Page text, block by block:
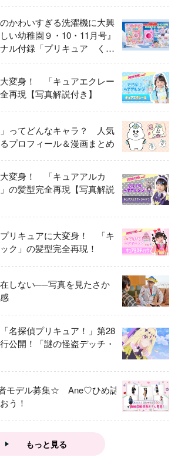
かわいすぎる洗濯機に大興
幼稚園９・10・11月号』
ル付録「プリキュア くる
」
変身！ 「キュアエクレー
再現【写真解説付き】
」ってどんなキャラ？ 人気
プロフィール＆漫画まとめ
変身！ 「キュアアルカ
の髪型完全再現【写真解説
プリキュアに大変身！ 「キ
ク」の髪型完全再現！
しない──写真を見たさか
名探偵プリキュア！」第28
公開！「謎の怪盗デッチ・
モデル募集☆ Ane♡ひめ誌
う！
もっと見る